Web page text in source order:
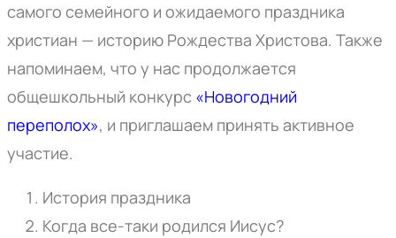
самого семейного и ожидаемого праздника
христиан — историю Рождества Христова. Также
напоминаем, что у нас продолжается
общешкольный конкурс «Новогодний
переполох», и приглашаем принять активное
участие.
История праздника
Когда все-таки родился Иисус?